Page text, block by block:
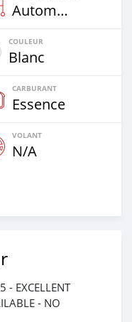
Automatique
COULEUR
Blanc
CARBURANT
Essence
VOLANT
N/A
- EXCELLENT
- NO